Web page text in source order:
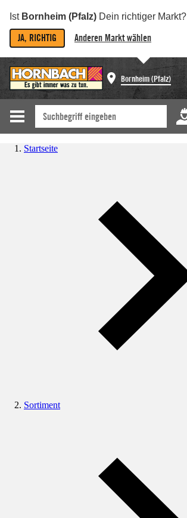
Ist Bornheim (Pfalz) Dein richtiger Markt?
JA, RICHTIG Anderen Markt wählen
Bornheim (Pfalz)
Startseite
Sortiment